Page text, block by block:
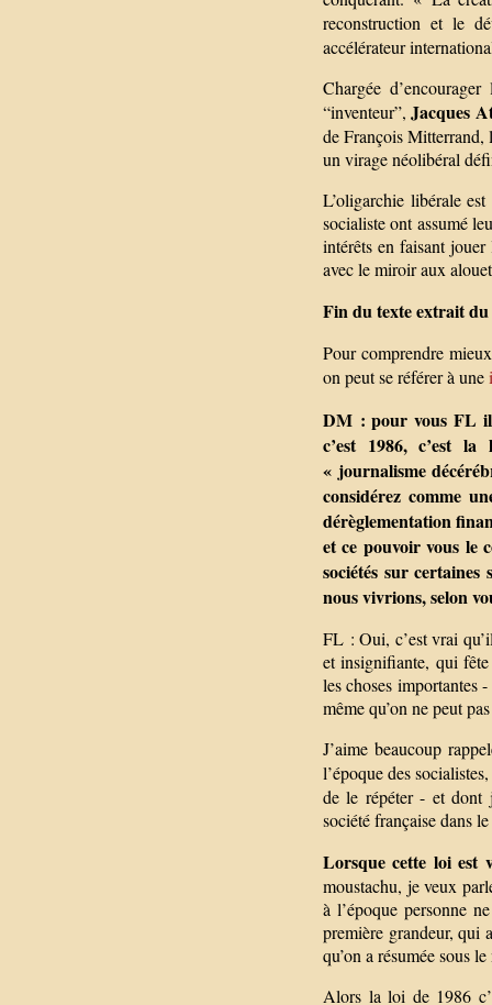
reconstruction et le
accélérateur
Chargée
“inventeur”,Jacques
de François Mitterrand,
un virage néolibéral
L’oligarchie libérale
socialiste ont assumé
intérêts en faisant
avec le miroir aux
Fin du texte extrait
Pour comprendre
on peut se référer à une
DM : pour vous FL il
c’est 1986, c’est
« journalisme
considérez comme
dérèglementation
et ce pouvoir vous le
sociétés sur
nous vivrions, selon
FL : Oui, c’est vrai
et insignifiante, qui fête
les choses importantes
même qu’on ne peut
J’aime beaucoup
l’époque des
de le répéter - et dont
société française dans
Lorsque cette loi est
moustachu, je veux
à l’époque personne
première grandeur, qui
qu’on a résumée sous
Alors la loi de 1986